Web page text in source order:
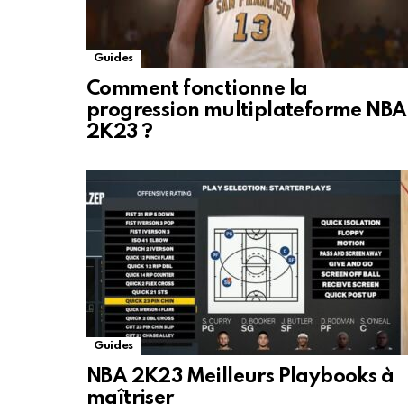
Guides
Comment fonctionne la
progression multiplateforme NBA
2K23 ?
Guides
NBA 2K23 Meilleurs Playbooks à
maîtriser